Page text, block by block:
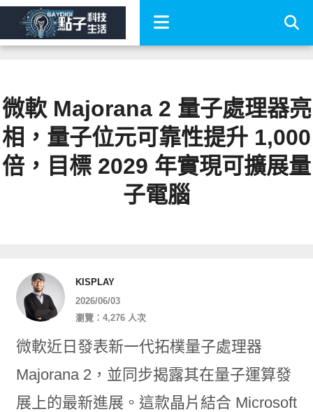
微軟 Majorana 2 量子處理器亮
相，量子位元可靠性提升 1,000
倍，目標 2029 年實現可擴展量
子電腦
KISPLAY
2026/06/03
瀏覽：4,276 人次
微軟近日發表新一代拓樸量子處理器
Majorana 2，並同步揭露其在量子運算發
展上的最新進展。這款晶片結合 Microsoft